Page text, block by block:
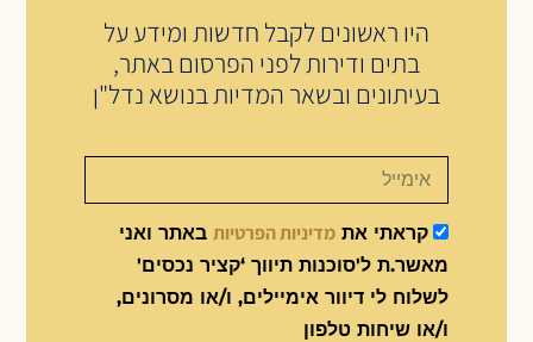
היו ראשונים לקבל חדשות ומידע על
בתים ודירות לפני הפרסום באתר,
בעיתונים ובשאר המדיות בנושא נדל"ן
קראתי את מדיניות הפרטיות באתר ואני
מאשר.ת ל'סוכנות תיווך ‘קציר נכסים'
לשלוח לי דיוור אימיילים, ו/או מסרונים,
ו/או שיחות טלפון